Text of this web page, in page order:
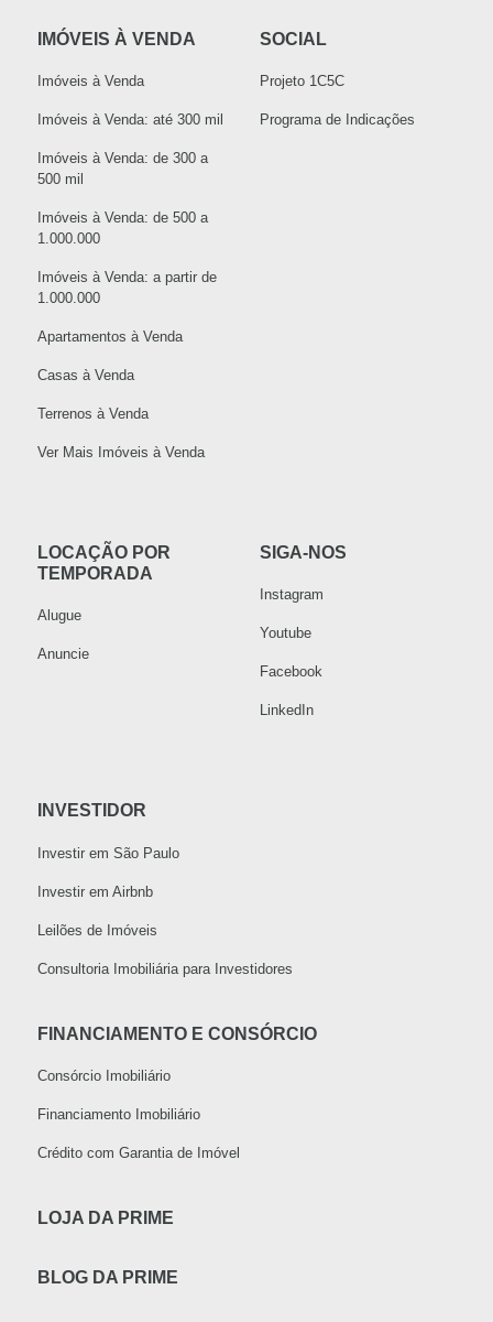
IMÓVEIS À VENDA
Imóveis à Venda
Imóveis à Venda: até 300 mil
Imóveis à Venda: de 300 a
500 mil
Imóveis à Venda: de 500 a
1.000.000
Imóveis à Venda: a partir de
1.000.000
Apartamentos à Venda
Casas à Venda
Terrenos à Venda
Ver Mais Imóveis à Venda
SOCIAL
Projeto 1C5C
Programa de Indicações
LOCAÇÃO POR
TEMPORADA
Alugue
Anuncie
SIGA-NOS
Instagram
Youtube
Facebook
LinkedIn
INVESTIDOR
Investir em São Paulo
Investir em Airbnb
Leilões de Imóveis
Consultoria Imobiliária para Investidores
FINANCIAMENTO E CONSÓRCIO
Consórcio Imobiliário
Financiamento Imobiliário
Crédito com Garantia de Imóvel
LOJA DA PRIME
BLOG DA PRIME